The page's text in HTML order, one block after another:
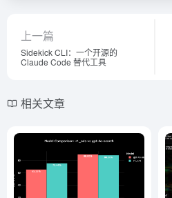
上一篇
Sidekick CLI：一个开源的
Claude Code 替代工具
相关文章